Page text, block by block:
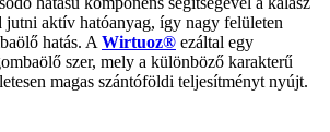
jutni aktív hatóanyag, így nagy felületen
hatás. A Wirtuoz® ezáltal egy
szer, mely a különböző karakterű
magas szántóföldi teljesítményt nyújt.